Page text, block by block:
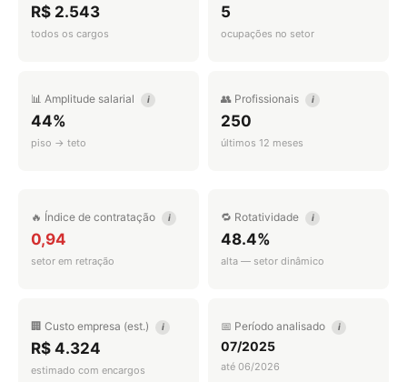
R$ 2.543
todos os cargos
5
ocupações no setor
📊 Amplitude salarial i
44%
piso → teto
👥 Profissionais i
250
últimos 12 meses
🔥 Índice de contratação i
0,94
setor em retração
🔁 Rotatividade i
48.4%
alta — setor dinâmico
🏢 Custo empresa (est.) i
R$ 4.324
estimado com encargos
📅 Período analisado i
07/2025
até 06/2026